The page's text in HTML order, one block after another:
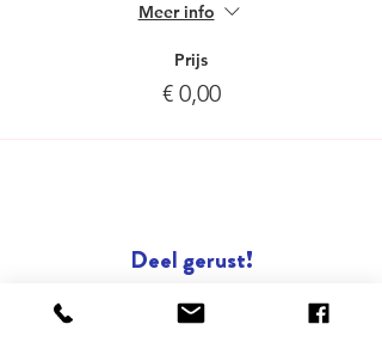
Meer info
Prijs
€ 0,00
Deel gerust!